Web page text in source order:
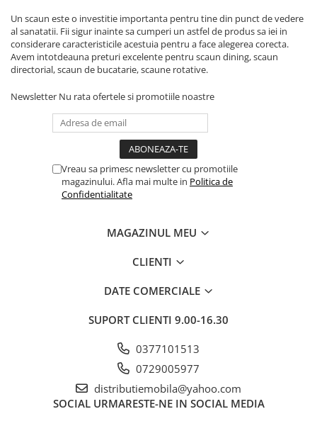
Un scaun este o investitie importanta pentru tine din punct de vedere
al sanatatii. Fii sigur inainte sa cumperi un astfel de produs sa iei in
considerare caracteristicile acestuia pentru a face alegerea corecta.
Avem intotdeauna preturi excelente pentru scaun dining, scaun
directorial, scaun de bucatarie, scaune rotative.
Newsletter Nu rata ofertele si promotiile noastre
Vreau sa primesc newsletter cu promotiile
magazinului. Afla mai multe in Politica de
Confidentialitate
MAGAZINUL MEU
CLIENTI
DATE COMERCIALE
SUPORT CLIENTI 9.00-16.30
0377101513
0729005977
distributiemobila@yahoo.com
SOCIAL URMARESTE-NE IN SOCIAL MEDIA